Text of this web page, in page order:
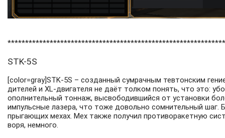
STK-5S
[color=gray]STK-5S – созданный сумрачным тевтонским
дителей и XL-двигателя не даёт толком понять, что это:
ополнительный тоннаж, высвободившийся от установки
импульсные лазера, что тоже довольно сомнительный
прыгающих мехах. Мех также получил противоракетную
воря, немного.